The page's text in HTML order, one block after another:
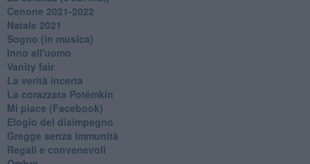
Cenone 2021-2022
Natale 2021
Sogno (in musica)
Inno all'uomo
Vanity fair
La verità incerta
La corazzata Potëmkin
Mi piace (Facebook)
Elogio del disimpegno
Gregge senza immunità
Regali e convenevoli